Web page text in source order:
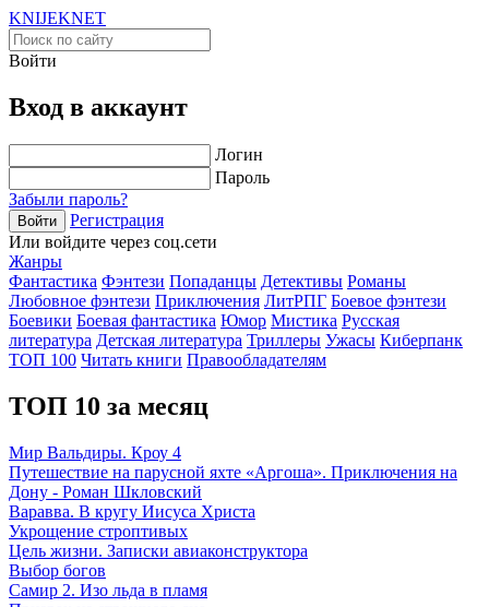
KNIJEKNET
Войти
Вход в аккаунт
Логин
Пароль
Забыли пароль?
Войти
Регистрация
Или войдите через соц.сети
Жанры
Фантастика Фэнтези Попаданцы Детективы Романы
Любовное фэнтези Приключения ЛитРПГ Боевое фэнтези
Боевики Боевая фантастика Юмор Мистика Русская
литература Детская литература Триллеры Ужасы Киберпанк
ТОП 100 Читать книги Правообладателям
ТОП 10 за месяц
Мир Вальдиры. Кроу 4
Путешествие на парусной яхте «Аргоша». Приключения на
Дону - Роман Шкловский
Варавва. В кругу Иисуса Христа
Укрощение строптивых
Цель жизни. Записки авиаконструктора
Выбор богов
Самир 2. Изо льда в пламя